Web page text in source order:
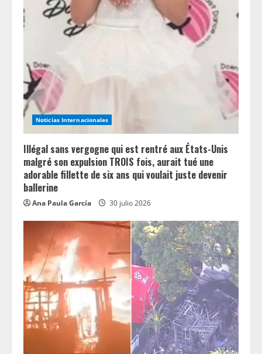
Noticias Internacionales
Illégal sans vergogne qui est rentré aux États-Unis
malgré son expulsion TROIS fois, aurait tué une
adorable fillette de six ans qui voulait juste devenir
ballerine
Ana Paula García 30 julio 2026